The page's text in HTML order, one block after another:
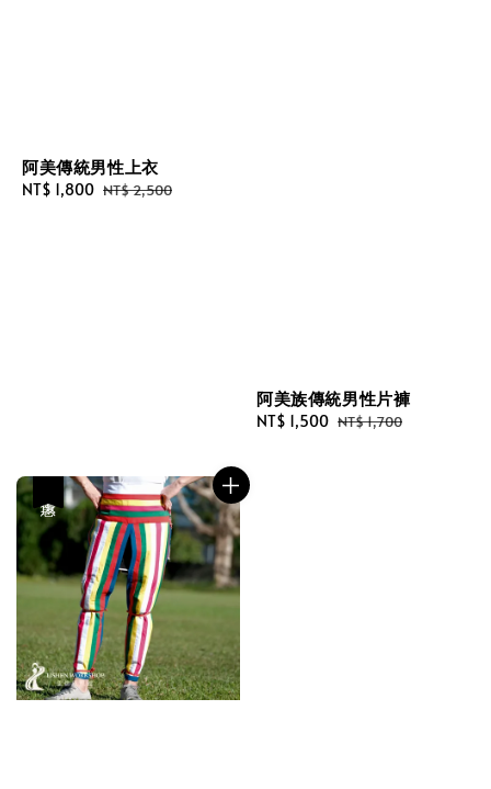
阿美傳統男性上衣
Sale
NT$ 1,800 Regular
NT$ 2,500
阿美族傳統男性片褲
Sale
NT$ 1,500 Regular
NT$ 1,700